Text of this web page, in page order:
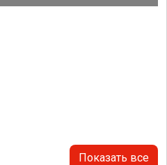
Показать все